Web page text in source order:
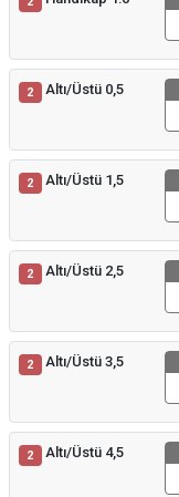
2 Altı/Üstü 0,5
2 Altı/Üstü 1,5
2 Altı/Üstü 2,5
2 Altı/Üstü 3,5
2 Altı/Üstü 4,5